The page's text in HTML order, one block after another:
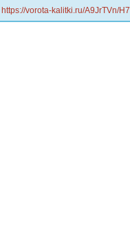
https://vorota-kalitki.ru/A9JrTVn/